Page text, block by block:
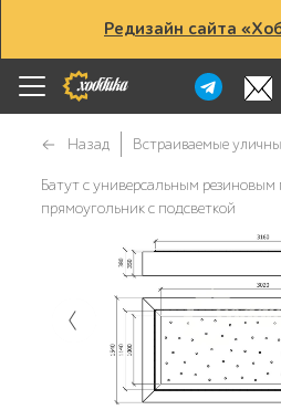
Редизайн сайта
Назад Встраиваемые
Батут с универсальным
прямоугольник с подсветкой